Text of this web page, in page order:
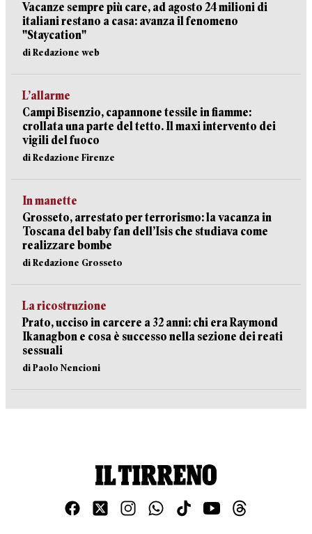
Vacanze sempre più care, ad agosto 24 milioni di
italiani restano a casa: avanza il fenomeno
"Staycation"
di Redazione web
L’allarme
Campi Bisenzio, capannone tessile in fiamme:
crollata una parte del tetto. Il maxi intervento dei
vigili del fuoco
di Redazione Firenze
In manette
Grosseto, arrestato per terrorismo: la vacanza in
Toscana del baby fan dell’Isis che studiava come
realizzare bombe
di Redazione Grosseto
La ricostruzione
Prato, ucciso in carcere a 32 anni: chi era Raymond
Ikanagbon e cosa è successo nella sezione dei reati
sessuali
di Paolo Nencioni